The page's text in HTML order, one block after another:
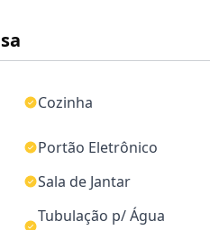
Cozinha
Portão Eletrônico
Sala de Jantar
Tubulação p/ Água